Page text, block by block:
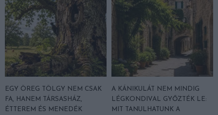
EGY ÖREG TÖLGY NEM CSAK
FA, HANEM TÁRSASHÁZ,
ÉTTEREM ÉS MENEDÉK
A KÁNIKULÁT NEM MINDIG
LÉGKONDIVAL GYŐZTÉK LE:
MIT TANULHATUNK A